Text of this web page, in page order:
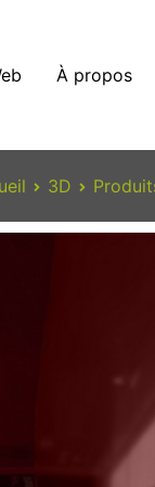
À propos
3D